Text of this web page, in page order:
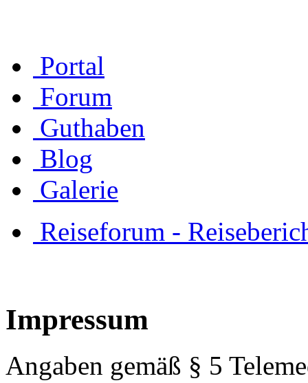
Portal
Forum
Guthaben
Blog
Galerie
Reiseforum -
Impressum
Angaben gemäß § 5